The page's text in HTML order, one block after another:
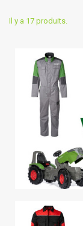
Il y a 17 produits.